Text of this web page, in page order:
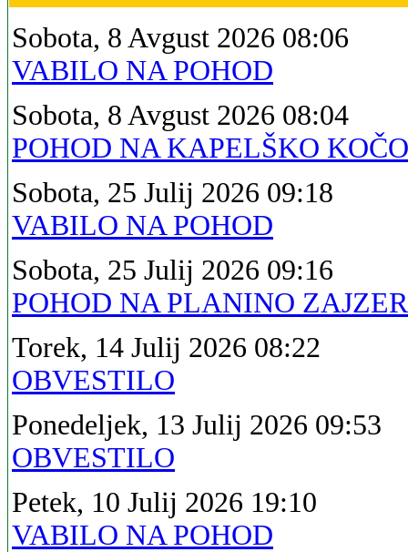
Sobota, 8 Avgust 2026 08:06
VABILO NA POHOD
Sobota, 8 Avgust 2026 08:04
POHOD NA KAPELŠKO KOČO
Sobota, 25 Julij 2026 09:18
VABILO NA POHOD
Sobota, 25 Julij 2026 09:16
POHOD NA PLANINO
Torek, 14 Julij 2026 08:22
OBVESTILO
Ponedeljek, 13 Julij 2026 09:53
OBVESTILO
Petek, 10 Julij 2026 19:10
VABILO NA POHOD